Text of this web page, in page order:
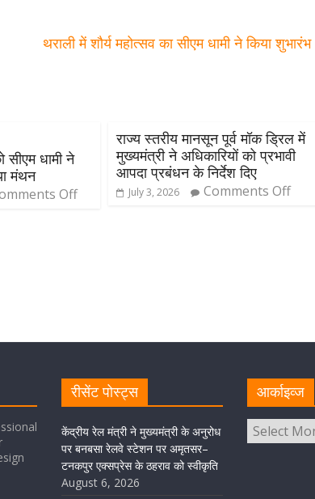
थराली में शौर्य महोत्सव का सीएम धामी ने किया शुभारंभ
सीएम धामी ने
मंथन
Off
राज्य स्तरीय मानसून पूर्व मॉक ड्रिल में
मुख्यमंत्री ने अधिकारियों को प्रभावी
आपदा प्रबंधन के निर्देश दिए
July 3, 2026 Comments Off
रीसेंट पोस्ट्स
केंद्रीय रेल मंत्री ने मुख्यमंत्री के अनुरोध
पर बनबसा रेलवे स्टेशन पर अमृतसर–
टनकपुर एक्सप्रेस के ठहराव को स्वीकृति
August 6, 2026
आर्काइव्ज